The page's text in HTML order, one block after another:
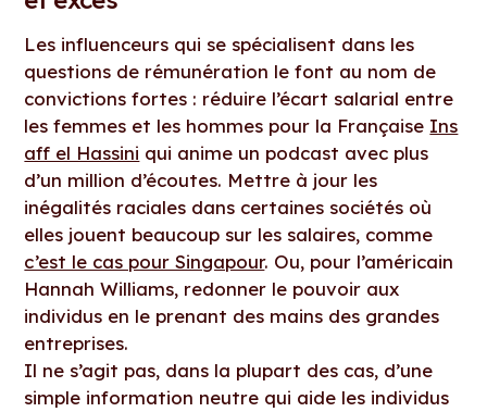
Les influenceurs qui se spécialisent dans les
questions de rémunération le font au nom de
convictions fortes : réduire l’écart salarial entre
les femmes et les hommes pour la Française Ins
aff el Hassini qui anime un podcast avec plus
d’un million d’écoutes. Mettre à jour les
inégalités raciales dans certaines sociétés où
elles jouent beaucoup sur les salaires, comme
c’est le cas pour Singapour. Ou, pour l’américain
Hannah Williams, redonner le pouvoir aux
individus en le prenant des mains des grandes
entreprises.
Il ne s’agit pas, dans la plupart des cas, d’une
simple information neutre qui aide les individus